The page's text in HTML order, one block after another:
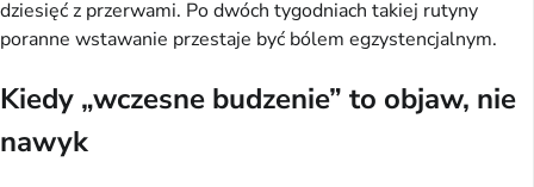
dziesięć z przerwami. Po dwóch tygodniach takiej rutyny
poranne wstawanie przestaje być bólem egzystencjalnym.
Kiedy „wczesne budzenie” to objaw, nie
nawyk